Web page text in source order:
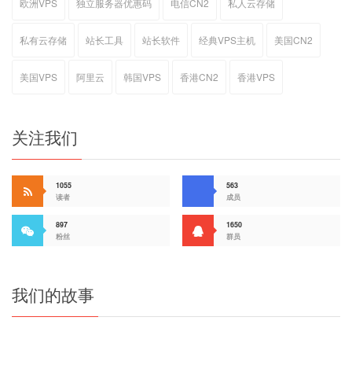
欧洲VPS 独立服务器优惠码 电信CN2 私人云存储
私有云存储 站长工具 站长软件 经典VPS主机 美国CN2
美国VPS 阿里云 韩国VPS 香港CN2 香港VPS
关注我们
1055
读者
563
成员
897
粉丝
1650
群员
我们的故事